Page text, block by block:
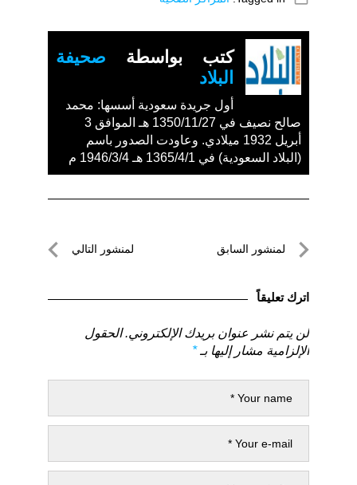
كتب بواسطة صحيفة
البلاد
أول جريدة سعودية أسسها: محمد
صالح نصيف في 1350/11/27 هـ الموافق 3
أبريل 1932 ميلادي. وعاودت الصدور باسم
(البلاد السعودية) في 1365/4/1 هـ 1946/3/4 م
تصفّحلمنشور السابق
السابق
لمنشور التالي
اترك تعليقاً
لن يتم نشر عنوان بريدك الإلكتروني. الحقول
الإلزامية مشار إليها بـ*